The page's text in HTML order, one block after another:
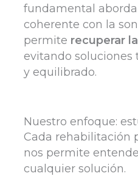
fundamental
coherente con la
permite recuperar
evitando soluciones
y equilibrado.
Nuestro enfoque:
Cada rehabilitación
nos permite
cualquier solución.